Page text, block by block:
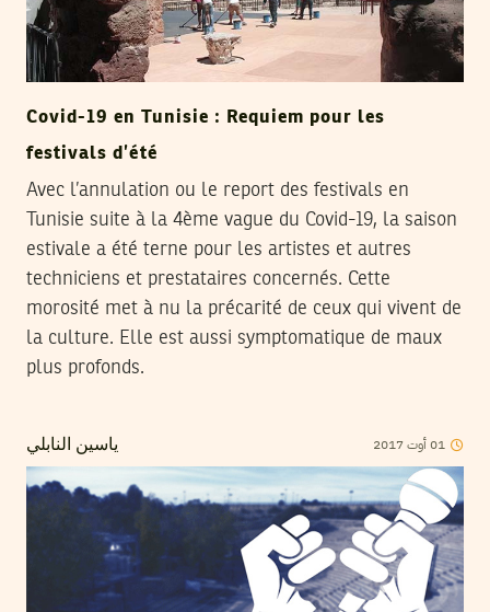
Covid-19 en Tunisie : Requiem pour les
festivals d’été
Avec l’annulation ou le report des festivals en
Tunisie suite à la 4ème vague du Covid-19, la saison
estivale a été terne pour les artistes et autres
techniciens et prestataires concernés. Cette
morosité met à nu la précarité de ceux qui vivent de
la culture. Elle est aussi symptomatique de maux
plus profonds.
ياسين النابلي 01أوت2017